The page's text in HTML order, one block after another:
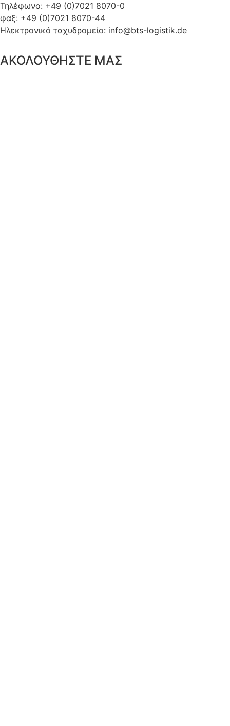
Τηλέφωνο: +49 (0)7021 8070-0
φαξ: +49 (0)7021 8070-44
Ηλεκτρονικό ταχυδρομείο: info@bts-logistik.de
ΑΚΟΛΟΥΘΗΣΤΕ ΜΑΣ